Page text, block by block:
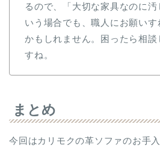
るので、「大切な家具なのに
いう場合でも、職人にお願い
かもしれません。困ったら相
すね。
まとめ
今回はカリモクの革ソファのお手